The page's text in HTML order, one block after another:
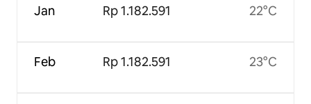
Jan
Feb
Rp 1.182.591
Rp 1.182.591
22°C
23°C